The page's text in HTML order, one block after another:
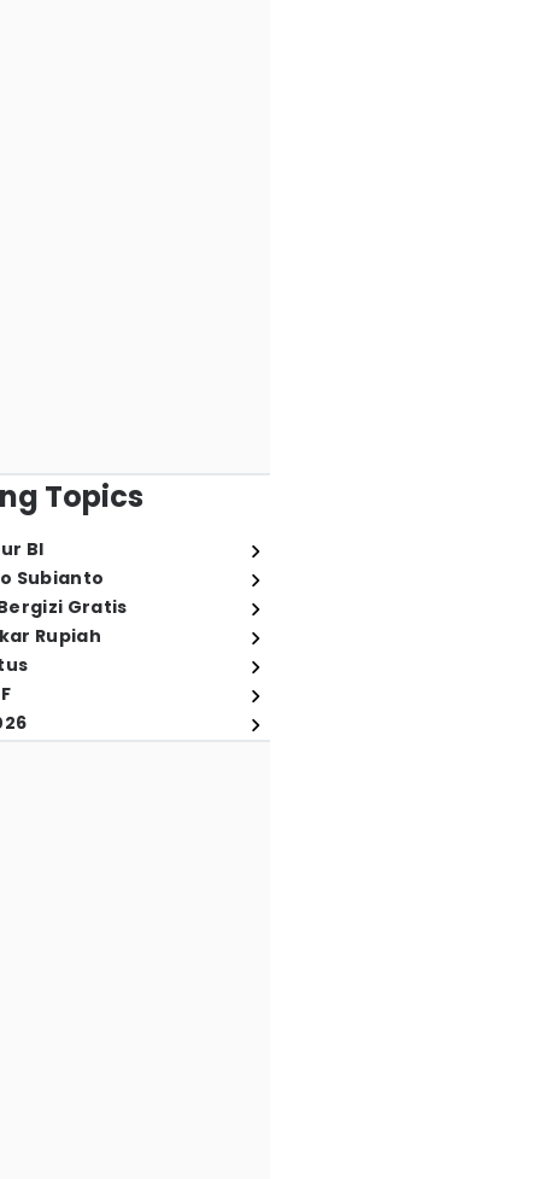
Topics
BI
Subianto
Gratis
Rupiah